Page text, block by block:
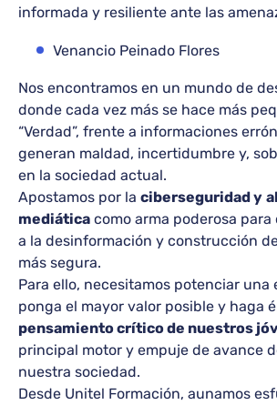
informada y resiliente ante las
Venancio Peinado Flores
Nos encontramos en un mundo de
donde cada vez más se hace más
“Verdad”, frente a informaciones
generan maldad, incertidumbre y,
en la sociedad actual.
Apostamos por la ciberseguridad y
mediática como arma poderosa
a la desinformación y construcción
más segura.
Para ello, necesitamos potenciar una
ponga el mayor valor posible y haga
pensamiento crítico de nuestros
principal motor y empuje de avance
nuestra sociedad.
Desde Unitel Formación, aunamos